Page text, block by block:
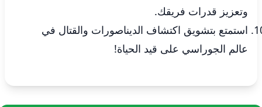
وتعزيز قدرات فريقك.
استمتع بتشويق اكتشاف الديناصورات والقتال في
عالم الجوراسي على قيد الحياة!